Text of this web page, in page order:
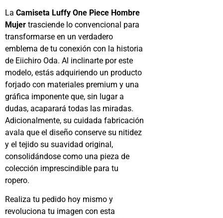
La Camiseta Luffy One Piece Hombre
Mujer trasciende lo convencional para
transformarse en un verdadero
emblema de tu conexión con la historia
de Eiichiro Oda. Al inclinarte por este
modelo, estás adquiriendo un producto
forjado con materiales premium y una
gráfica imponente que, sin lugar a
dudas, acaparará todas las miradas.
Adicionalmente, su cuidada fabricación
avala que el diseño conserve su nitidez
y el tejido su suavidad original,
consolidándose como una pieza de
colección imprescindible para tu
ropero.
Realiza tu pedido hoy mismo y
revoluciona tu imagen con esta